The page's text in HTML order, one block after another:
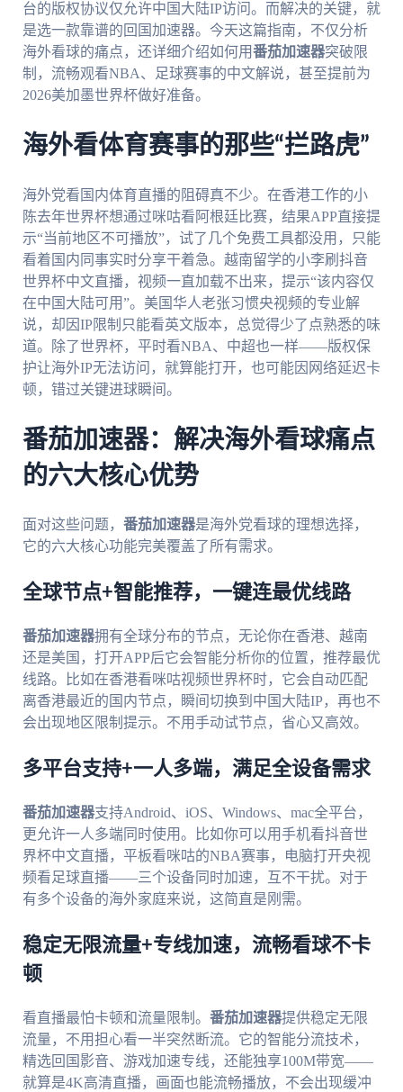
台的版权协议仅允许中国大陆IP访问。而解决的关键，就
是选一款靠谱的回国加速器。今天这篇指南，不仅分析
海外看球的痛点，还详细介绍如何用番茄加速器突破限
制，流畅观看NBA、足球赛事的中文解说，甚至提前为
2026美加墨世界杯做好准备。
海外看体育赛事的那些“拦路虎”
海外党看国内体育直播的阻碍真不少。在香港工作的小
陈去年世界杯想通过咪咕看阿根廷比赛，结果APP直接提
示“当前地区不可播放”，试了几个免费工具都没用，只能
看着国内同事实时分享干着急。越南留学的小李刷抖音
世界杯中文直播，视频一直加载不出来，提示“该内容仅
在中国大陆可用”。美国华人老张习惯央视频的专业解
说，却因IP限制只能看英文版本，总觉得少了点熟悉的味
道。除了世界杯，平时看NBA、中超也一样——版权保
护让海外IP无法访问，就算能打开，也可能因网络延迟卡
顿，错过关键进球瞬间。
番茄加速器：解决海外看球痛点
的六大核心优势
面对这些问题， 番茄加速器是海外党看球的理想选择，
它的六大核心功能完美覆盖了所有需求。
全球节点+智能推荐，一键连最优线路
番茄加速器拥有全球分布的节点，无论你在香港、越南
还是美国，打开APP后它会智能分析你的位置，推荐最优
线路。比如在香港看咪咕视频世界杯时，它会自动匹配
离香港最近的国内节点，瞬间切换到中国大陆IP，再也不
会出现地区限制提示。不用手动试节点，省心又高效。
多平台支持+一人多端，满足全设备需求
番茄加速器支持Android、iOS、Windows、mac全平台，
更允许一人多端同时使用。比如你可以用手机看抖音世
界杯中文直播，平板看咪咕的NBA赛事，电脑打开央视
频看足球直播——三个设备同时加速，互不干扰。对于
有多个设备的海外家庭来说，这简直是刚需。
稳定无限流量+专线加速，流畅看球不卡
顿
看直播最怕卡顿和流量限制。 番茄加速器提供稳定无限
流量，不用担心看一半突然断流。它的智能分流技术，
精选回国影音、游戏加速专线，还能独享100M带宽——
就算是4K高清直播，画面也能流畅播放，不会出现缓冲